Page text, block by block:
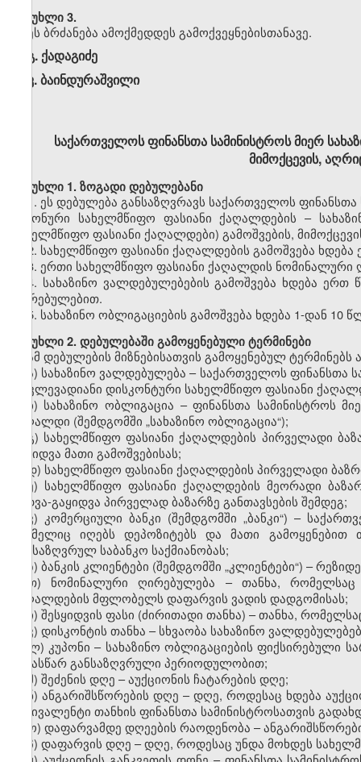
მუხლი 3.
ეს ბრძანება ამოქმედდეს გამოქვეყნებისთანავე.
გ. ქადაგიძე
კ. ბაინდურაშვილი
საქართველოს ფინანსთა სამინისტროს მიერ
მიმოქცევის,
მუხლი 1. ზოგადი დებულებანი
1. ეს დებულება განსაზღვრავს საქართველოს
კუპონური სახელმწიფო ფასიანი ქაღალდების –
სახელმწიფო ფასიანი ქაღალდები) გამოშვების,
2. სახელმწიფო ფასიანი ქაღალდების გამოშვება
3. ერთი სახელმწიფო ფასიანი ქაღალდის ნომინალური
4. სახაზინო ვალდებულებების გამოშვება ხდება
ღირებულებით.
5. სახაზინო ობლიგაციების გამოშვება ხდება 1-დან
მუხლი 2. დებულებაში გამოყენებული ტერმინები
ამ დებულების მიზნებისათვის გამოყენებულ ტერმინებს
ა) სახაზინო ვალდებულება – საქართველოს ფინანსთა
მოკლევადიანი დისკონტური სახელმწიფო ფასიანი
ბ) სახაზინო ობლიგაცია – ფინანსთა სამინისტროს
ქაღალდი (შემდგომში „სახაზინო ობლიგაცია“);
გ) სახელმწიფო ფასიანი ქაღალდების პირველადი
გაყიდვა მათი გამოშვებისას;
დ) სახელმწიფო ფასიანი ქაღალდების პირველადი
ე) სახელმწიფო ფასიანი ქაღალდების მეორადი
ყიდვა-გაყიდვა პირველად ბაზარზე განთავსების შემდეგ;
ვ) კომერციული ბანკი (შემდგომში „ბანკი“) –
რომელიც იღებს დეპოზიტებს და მათი
განსაზღვრულ საბანკო საქმიანობას;
ზ) ბანკის კლიენტები (შემდგომში „კლიენტები“) –
თ) ნომინალური ღირებულება – თანხა, რომელსაც
ქაღალდების მფლობელს დაფარვის ვადის დადგომისას;
ი) შესყიდვის ფასი (ძირითადი თანხა) – თანხა,
კ) დისკონტის თანხა – სხვაობა სახაზინო
ლ) კუპონი – სახაზინო ობლიგაციების
წინასწარ განსაზღვრული პერიოდულობით;
მ) შეძენის დღე – აუქციონის ჩატარების დღე;
ნ) ანგარიშსწორების დღე – დღე, როდესაც ხდება
ეკვივალენტი თანხის ფინანსთა სამინისტროსათვის
ო) დაფარვამდე დღეების რაოდენობა –
პ) დაფარვის დღე – დღე, როდესაც უნდა მოხდეს